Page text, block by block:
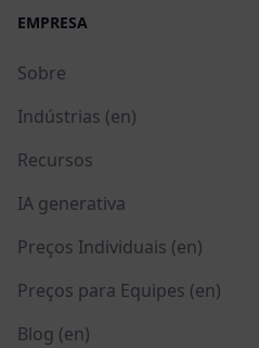
EMPRESA
Sobre
Indústrias (en)
Recursos
IA generativa
Preços Individuais (en)
Preços para Equipes (en)
Blog (en)